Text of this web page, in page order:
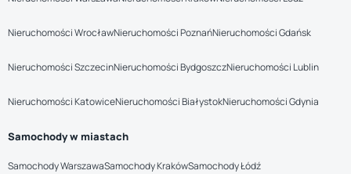
Nieruchomości WrocławNieruchomości PoznańNieruchomości Gdańsk
Nieruchomości SzczecinNieruchomości BydgoszczNieruchomości Lublin
Nieruchomości KatowiceNieruchomości BiałystokNieruchomości Gdynia
Samochody w miastach
Samochody WarszawaSamochody KrakówSamochody Łódź